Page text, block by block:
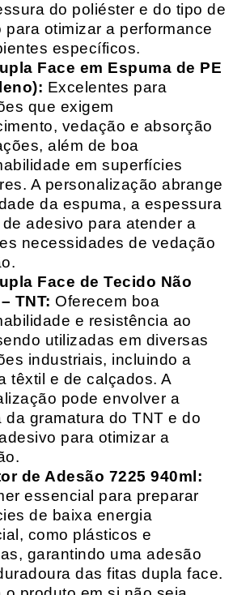
do poliéster e do tipo de
para otimizar a performance
específicos.
Face em Espuma de PE
Excelentes para
que exigem
vedação e absorção
além de boa
em superfícies
A personalização abrange
da espuma, a espessura
adesivo para atender a
necessidades de vedação
Face de Tecido Não
TNT: Oferecem boa
e resistência ao
utilizadas em diversas
industriais, incluindo a
têxtil e de calçados. A
pode envolver a
da gramatura do TNT e do
para otimizar a
de Adesão 7225 940ml:
essencial para preparar
de baixa energia
como plásticos e
garantindo uma adesão
das fitas dupla face.